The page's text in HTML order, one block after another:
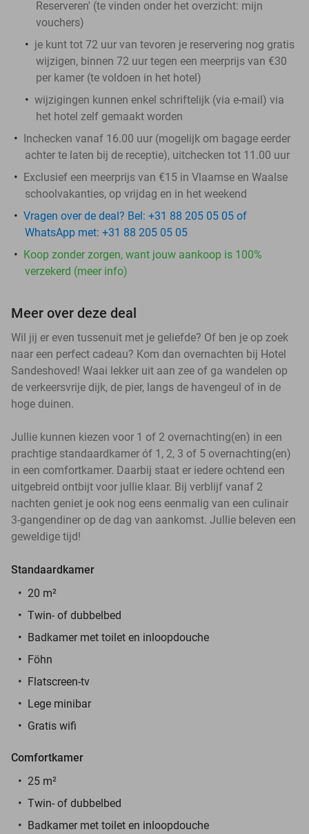
Reserveren' (te vinden onder het overzicht: mijn
vouchers)
je kunt tot 72 uur van tevoren je reservering nog gratis
wijzigen, binnen 72 uur tegen een meerprijs van €30
per kamer (te voldoen in het hotel)
wijzigingen kunnen enkel schriftelijk (via e-mail) via
het hotel zelf gemaakt worden
​Inchecken vanaf 16.00 uur (mogelijk om bagage eerder
achter te laten bij de receptie), uitchecken tot 11.00 uur
Exclusief een meerprijs van €15 in Vlaamse en Waalse
schoolvakanties, op vrijdag en in het weekend
Vragen over de deal? Bel: +31 88 205 05 05 of
WhatsApp met: +31 88 205 05 05
Koop zonder zorgen, want jouw aankoop is 100%
verzekerd (meer info)
Meer over deze deal
Wil jij er even tussenuit met je geliefde? Of ben je op zoek
naar een perfect cadeau? Kom dan overnachten bij Hotel
Sandeshoved! Waai lekker uit aan zee of ga wandelen op
de verkeersvrije dijk, de pier, langs de havengeul of in de
hoge duinen.
Jullie kunnen kiezen voor 1 of 2 overnachting(en) in een
prachtige standaardkamer óf 1, 2, 3 of 5 overnachting(en)
in een comfortkamer. Daarbij staat er iedere ochtend een
uitgebreid ontbijt voor jullie klaar. Bij verblijf vanaf 2
nachten geniet je ook nog eens eenmalig van een culinair
3-gangendiner op de dag van aankomst. Jullie beleven een
geweldige tijd!
Standaardkamer
20 m²
Twin- of dubbelbed
Badkamer met toilet en inloopdouche
Föhn
Flatscreen-tv
Lege minibar
Gratis wifi
Comfortkamer
25 m²
Twin- of dubbelbed
Badkamer met toilet en inloopdouche